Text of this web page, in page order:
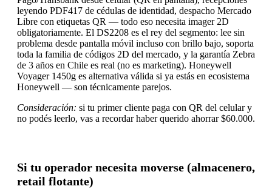
leyendo PDF417 de cédulas de identidad, despacho Mercado
Libre con etiquetas QR — todo eso necesita imager 2D
obligatoriamente. El DS2208 es el rey del segmento: lee sin
problema desde pantalla móvil incluso con brillo bajo, soporta
toda la familia de códigos 2D del mercado, y la garantía Zebra
de 3 años en Chile es real (no es marketing). Honeywell
Voyager 1450g es alternativa válida si ya estás en ecosistema
Honeywell — son técnicamente parejos.
Consideración: si tu primer cliente paga con QR del celular y
no podés leerlo, vas a recordar haber querido ahorrar $60.000.
Si tu operador necesita moverse (almacenero,
retail flotante)